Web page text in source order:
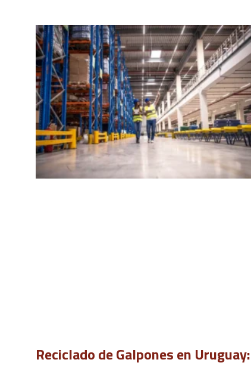
Reciclado de Galpones en Uruguay: